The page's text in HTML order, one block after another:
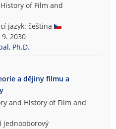
of Film and
jazyk: čeština
2030
Ph.D.
a dějiny filmu a
and History of Film and
jednooborový